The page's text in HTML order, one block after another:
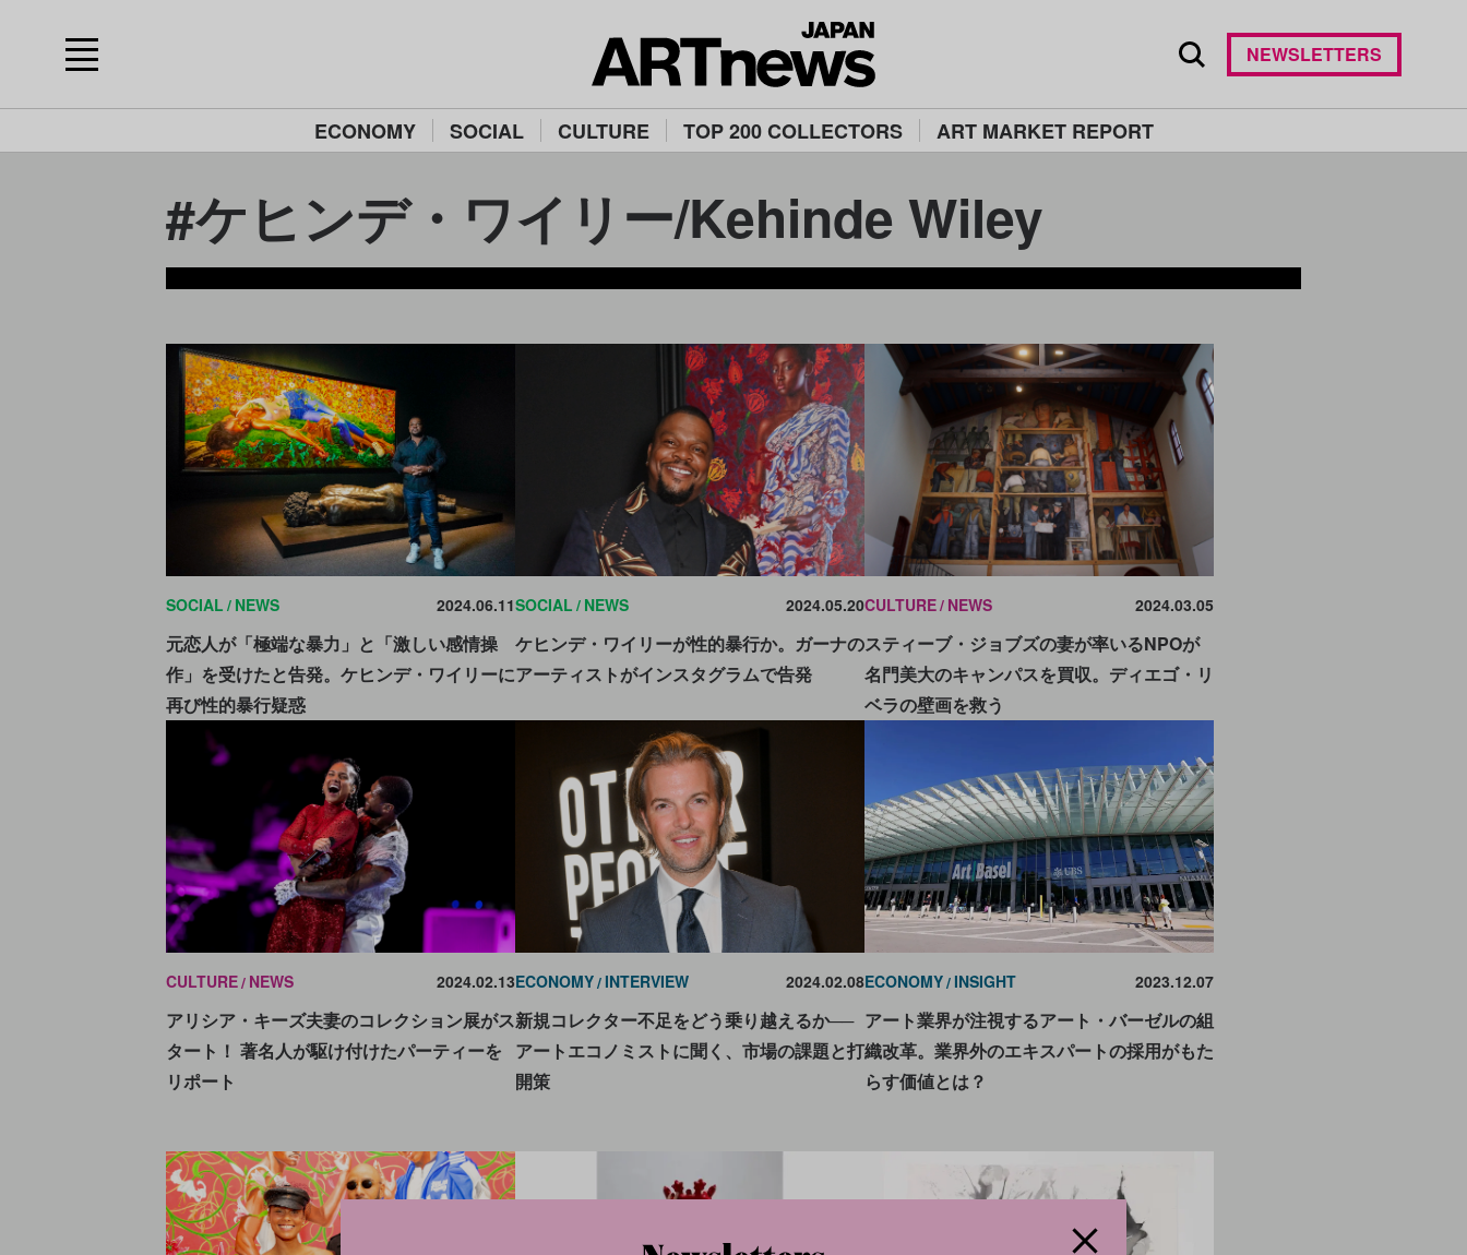
ECONOMY SOCIAL CULTURE TOP 200 COLLECTORS ART MARKET REPORT
NEWSLETTERS
#ケヒンデ・ワイリー/Kehinde Wiley
SOCIAL NEWS 2024.06.11
元恋人が「極端な暴力」と「激しい感情操
作」を受けたと告発。ケヒンデ・ワイリーに
再び性的暴行疑惑
SOCIAL NEWS 2024.05.20
ケヒンデ・ワイリーが性的暴行か。ガーナの
アーティストがインスタグラムで告発
CULTURE NEWS 2024.03.05
スティーブ・ジョブズの妻が率いるNPOが
名門美大のキャンパスを買収。ディエゴ・リ
ベラの壁画を救う
CULTURE NEWS 2024.02.13
アリシア・キーズ夫妻のコレクション展がス
タート！ 著名人が駆け付けたパーティーを
リポート
ECONOMY INTERVIEW 2024.02.08
新規コレクター不足をどう乗り越えるか──
アートエコノミストに聞く、市場の課題と打
開策
ECONOMY INSIGHT 2023.12.07
アート業界が注視するアート・バーゼルの組
織改革。業界外のエキスパートの採用がもた
らす価値とは？